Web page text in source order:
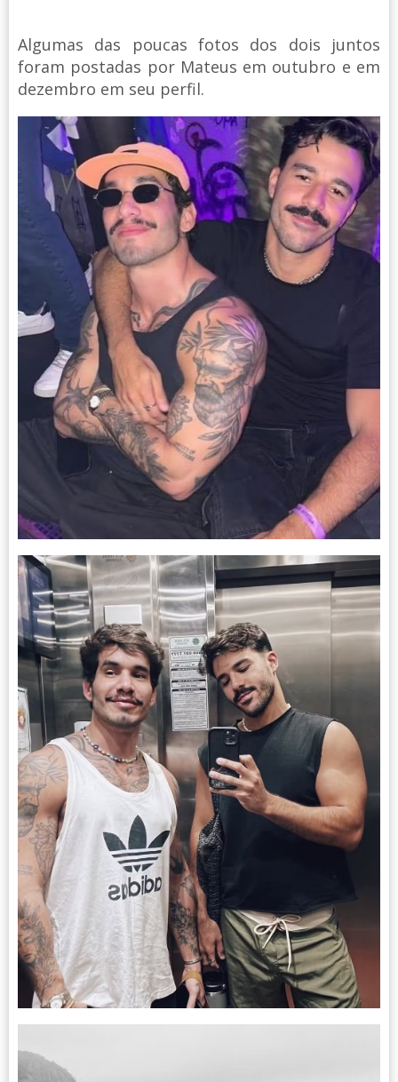
Algumas das poucas fotos dos dois juntos
foram postadas por Mateus em outubro e em
dezembro em seu perfil.